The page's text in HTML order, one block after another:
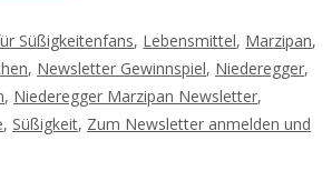
Süßigkeitenfans, Lebensmittel, Marzipan,
, Newsletter Gewinnspiel, Niederegger,
, Niederegger Marzipan Newsletter,
, Süßigkeit, Zum Newsletter anmelden und